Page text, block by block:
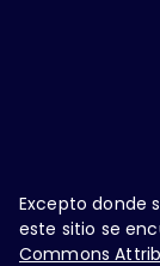
Excepto donde
este sitio se
Commons